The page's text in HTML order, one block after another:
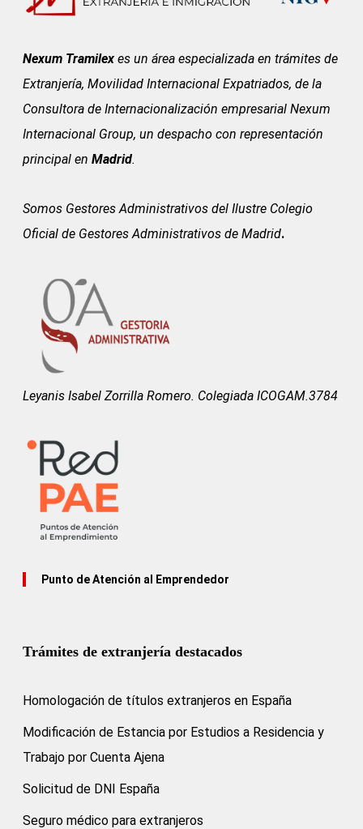
Nexum Tramilex es un área especializada en trámites de
Extranjería, Movilidad Internacional Expatriados, de la
Consultora de Internacionalización empresarial Nexum
Internacional Group, un despacho con representación
principal en Madrid.
Somos Gestores Administrativos del Ilustre Colegio
Oficial de Gestores Administrativos de Madrid.
Leyanis Isabel Zorrilla Romero. Colegiada ICOGAM.3784
Punto de Atención al Emprendedor
Trámites de extranjería destacados
Homologación de títulos extranjeros en España
Modificación de Estancia por Estudios a Residencia y
Trabajo por Cuenta Ajena
Solicitud de DNI España
Seguro médico para extranjeros